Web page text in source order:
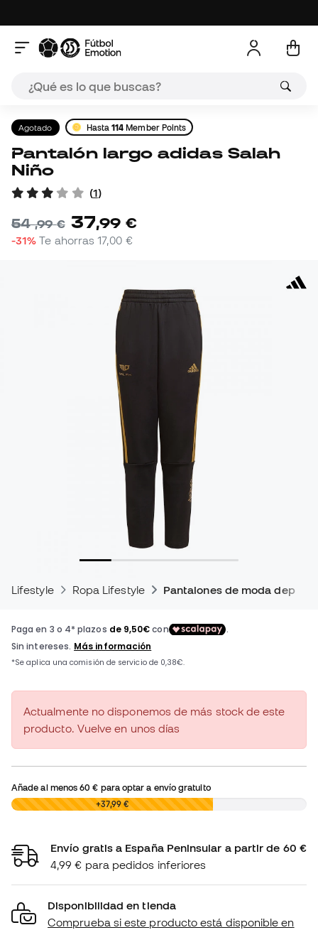
Agotado Hasta114 Member Points
Pantalón largo adidas Salah
Niño
(1)
54,99 € 37,99 €
-31% Te ahorras17,00 €
Lifestyle Ropa Lifestyle Pantalones de moda
Actualmente no disponemos de más stock de este
producto. Vuelve en unos días
Añade al menos60 € para optar a envío gratuito
0,00 € +37,99 €
Envío gratis a España Peninsular a partir de 60 €
4,99 € para pedidos inferiores
Disponibilidad en tienda
Comprueba si este producto está disponible en